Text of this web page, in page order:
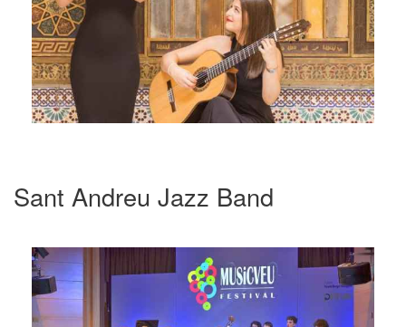
Sant Andreu Jazz Band